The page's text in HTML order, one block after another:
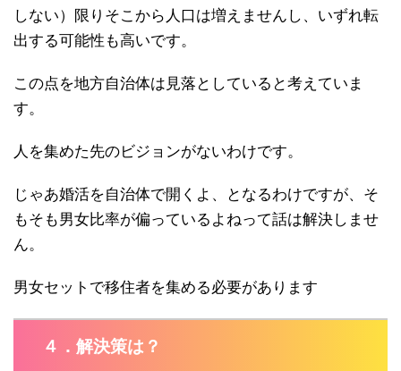
しない）限りそこから人口は増えませんし、いずれ転
出する可能性も高いです。
この点を地方自治体は見落としていると考えていま
す。
人を集めた先のビジョンがないわけです。
じゃあ婚活を自治体で開くよ、となるわけですが、そ
もそも男女比率が偏っているよねって話は解決しませ
ん。
男女セットで移住者を集める必要があります
４．解決策は？